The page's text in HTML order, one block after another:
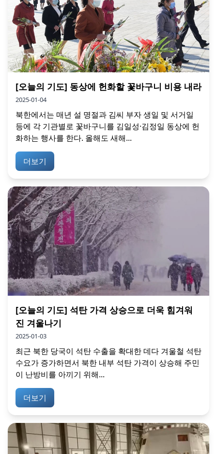
[오늘의 기도] 동상에 헌화할 꽃바구니 비용 내라
2025-01-04
북한에서는 매년 설 명절과 김씨 부자 생일 및 서거일
등에 각 기관별로 꽃바구니를 김일성·김정일 동상에 헌
화하는 행사를 한다. 올해도 새해...
더보기
[오늘의 기도] 석탄 가격 상승으로 더욱 힘겨워
진 겨울나기
2025-01-03
최근 북한 당국이 석탄 수출을 확대한 데다 겨울철 석탄
수요가 증가하면서 북한 내부 석탄 가격이 상승해 주민
이 난방비를 아끼기 위해...
더보기